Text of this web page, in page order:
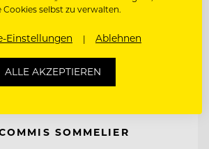
bei Wien am Neusiedlersee,
SOMMELIER
Cookies selbst zu verwalten.
Einstellungen Ablehnen
ALLE AKZEPTIEREN